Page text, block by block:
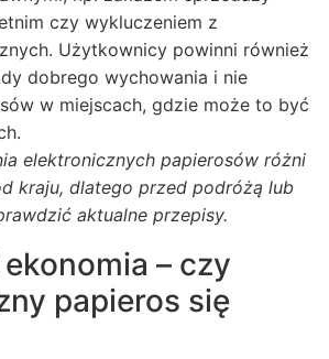
czy wykluczeniem z
Użytkownicy powinni również
dobrego wychowania i nie
w miejscach, gdzie może to być
elektronicznych papierosów różni
kraju, dlatego przed podróżą lub
aktualne przepisy.
ekonomia – czy
papieros się